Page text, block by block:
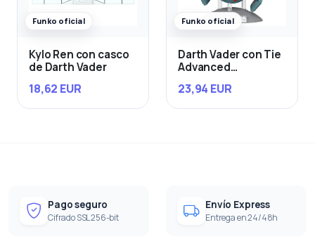
Funko oficial
Kylo Ren con casco
de Darth Vader
18,62 EUR
Funko oficial
Darth Vader con Tie
Advanced
23,94 EUR
Pago seguro
Cifrado SSL 256-bit
Envío Express
Entrega en 24/48h